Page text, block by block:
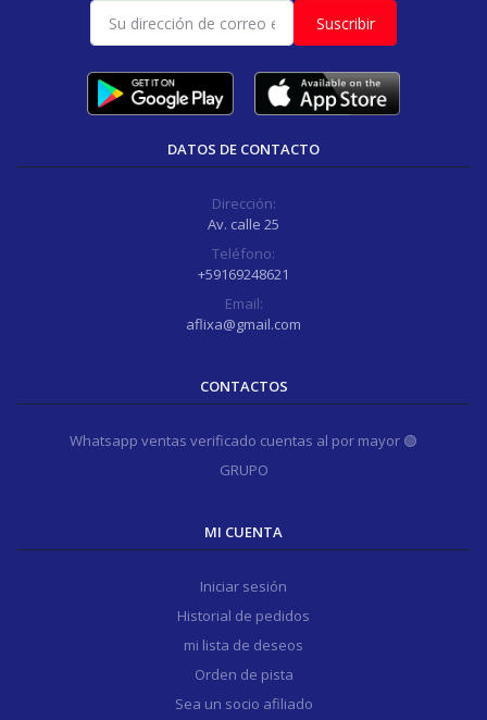
Suscribir
DATOS DE CONTACTO
Dirección:
Av. calle 25
Teléfono:
+59169248621
Email:
aflixa@gmail.com
CONTACTOS
Whatsapp ventas verificado cuentas al por mayor 🟢
GRUPO
MI CUENTA
Iniciar sesión
Historial de pedidos
mi lista de deseos
Orden de pista
Sea un socio afiliado